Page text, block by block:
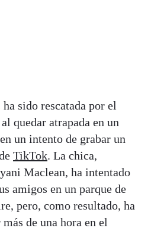
sido rescatada por el
al quedar atrapada en un
un intento de grabar un
TikTok. La chica,
Maclean, ha intentado
amigos en un parque de
pero, como resultado, ha
de una hora en el